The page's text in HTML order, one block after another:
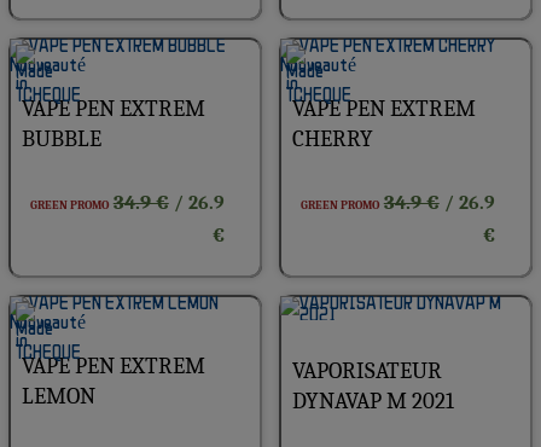
VAPE PEN EXTREM
BUBBLE
GREEN PROMO 34.9 €/ 26.9
€
VAPE PEN EXTREM
CHERRY
GREEN PROMO 34.9 €/ 26.9
€
VAPE PEN EXTREM
LEMON
VAPORISATEUR
DYNAVAP M 2021